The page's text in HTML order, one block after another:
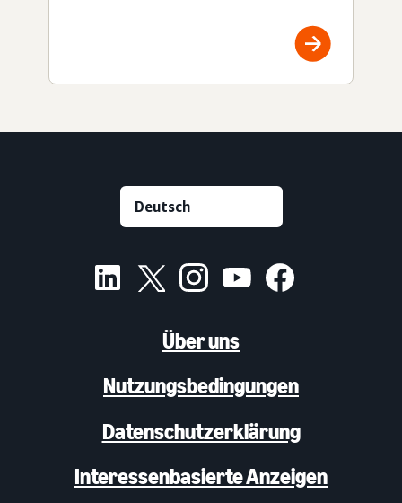
Über uns
Nutzungsbedingungen
Datenschutzerklärung
Interessenbasierte Anzeigen